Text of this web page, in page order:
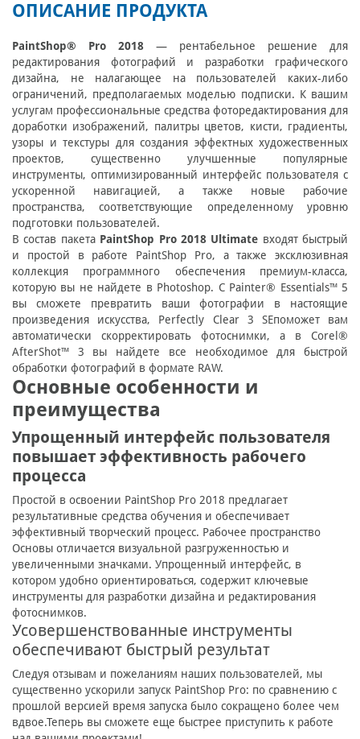
ОПИСАНИЕ ПРОДУКТА
PaintShop® Pro 2018 — рентабельное решение для
редактирования фотографий и разработки графического
дизайна, не налагающее на пользователей каких-либо
ограничений, предполагаемых моделью подписки. К вашим
услугам профессиональные средства фоторедактирования для
доработки изображений, палитры цветов, кисти, градиенты,
узоры и текстуры для создания эффектных художественных
проектов, существенно улучшенные популярные
инструменты, оптимизированный интерфейс пользователя с
ускоренной навигацией, а также новые рабочие
пространства, соответствующие определенному уровню
подготовки пользователей.
В состав пакета PaintShop Pro 2018 Ultimate входят быстрый
и простой в работе PaintShop Pro, а также эксклюзивная
коллекция программного обеспечения премиум-класса,
которую вы не найдете в Photoshop. С Painter® Essentials™ 5
вы сможете превратить ваши фотографии в настоящие
произведения искусства, Perfectly Clear 3 SEпоможет вам
автоматически скорректировать фотоснимки, а в Corel®
AfterShot™ 3 вы найдете все необходимое для быстрой
обработки фотографий в формате RAW.
Основные особенности и
преимущества
Упрощенный интерфейс пользователя
повышает эффективность рабочего
процесса
Простой в освоении PaintShop Pro 2018 предлагает
результативные средства обучения и обеспечивает
эффективный творческий процесс. Рабочее пространство
Основы отличается визуальной разгруженностью и
увеличенными значками. Упрощенный интерфейс, в
котором удобно ориентироваться, содержит ключевые
инструменты для разработки дизайна и редактирования
фотоснимков.
Усовершенствованные инструменты
обеспечивают быстрый результат
Следуя отзывам и пожеланиям наших пользователей, мы
существенно ускорили запуск PaintShop Pro: по сравнению с
прошлой версией время запуска было сокращено более чем
вдвое.Теперь вы сможете еще быстрее приступить к работе